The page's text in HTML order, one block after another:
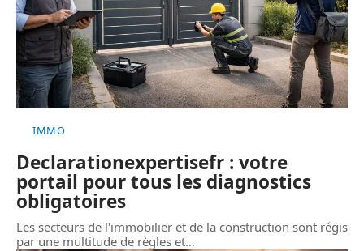
IMMO
Declarationexpertisefr : votre
portail pour tous les diagnostics
obligatoires
Les secteurs de l'immobilier et de la construction sont régis
par une multitude de règles et…